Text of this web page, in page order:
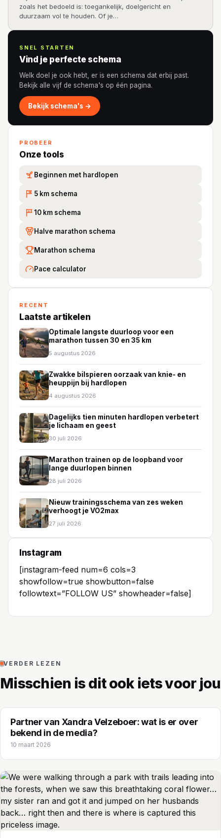
zoals het bedoeld is: toegankelijk, doelgericht en
duurzaam vol te houden. Of je…
SNEL STARTEN
Vind je perfecte schema
Welk doel je ook hebt, er is een schema dat erbij past.
Bekijk alle vijf de schema's op één pagina.
Bekijk schema's →
PROBEER
Onze tools
Beginnen met hardlopen
5K 5 km schema
10 10 km schema
Halve marathon schema
Marathon schema
Pace calculator
RECENT
Laatste artikelen
Optimale langste duurloop voor een
marathon tussen 30 en 35 km
5 augustus 2026
Zwakke bilspieren oorzaak van knie- en
heuppijn bij hardlopen
4 augustus 2026
Dagelijks tien minuten hardlopen verbetert
je lichaam en geest
30 juli 2026
Marathon trainen op de loopband voor
lange duurlopen binnen
28 juli 2026
Nieuw trainingsschema van zes weken
verhoogt je VO2max
27 juli 2026
Instagram
[instagram-feed num=6 cols=3
showfollow=true showbutton=false
followtext=”FOLLOW US” showheader=false]
VERDER LEZEN
Misschien is dit ook iets voor jou
Partner van Xandra Velzeboer: wat is er over
bekend in de media?
10 maart 2026